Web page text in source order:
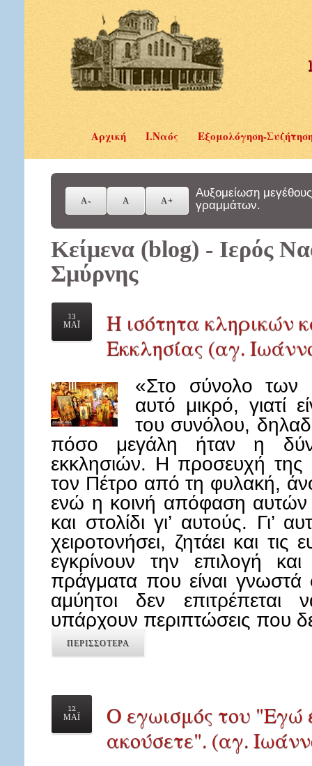
Αρχική Ι.Ναός Εξομολόγηση-
Αυξομείωση μεγέθους
γραμμάτων.
Κείμενα (blog) - Ιερός
Σμύρνης
13
ΜΑΪ
Η ισότητα κληρικών
Εκκλησίας (αγ.
«Στo σύνολο των
αυτό μικρό, γιατί
του συνόλου,
πόσο μεγάλη ήταν η
εκκλησιών. Η προσευχή της
τον Πέτρο από τη φυλακή,
ενώ η κοινή απόφαση αυτών
και στολίδι γι’ αυτούς. Γι’
χειροτονήσει, ζητάει και
εγκρίνουν την επιλογή
πράγματα που είναι γνωστά
αμύητοι δεν
υπάρχουν περιπτώσεις που
ΠΕΡΙΣΣΟΤΕΡΑ
12
ΜΑΪ
Ο εγωισμός του "Εγώ
ακούσετε". (αγ.